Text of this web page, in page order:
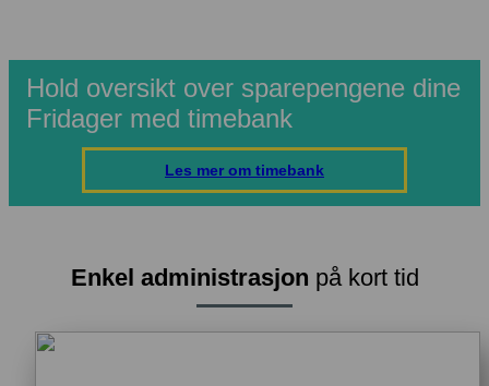
Hold oversikt over sparepengene dine
Fridager med timebank
Les mer om timebank
Enkel administrasjon på kort tid